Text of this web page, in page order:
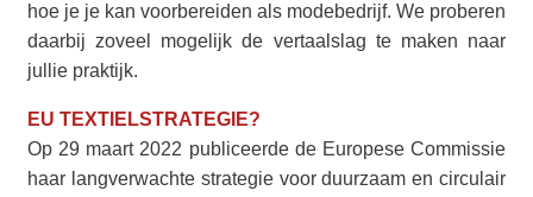
hoe je je kan voorbereiden als modebedrijf. We proberen
daarbij zoveel mogelijk de vertaalslag te maken naar
jullie praktijk.
EU TEXTIELSTRATEGIE?
Op 29 maart 2022 publiceerde de Europese Commissie
haar langverwachte strategie voor duurzaam en circulair